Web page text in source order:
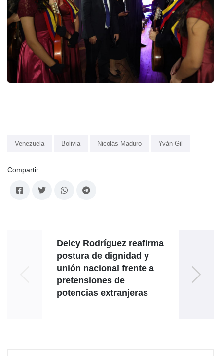
Venezuela Bolivia Nicolás Maduro Yván Gil
Compartir
Delcy Rodríguez reafirma
postura de dignidad y
unión nacional frente a
pretensiones de
potencias extranjeras